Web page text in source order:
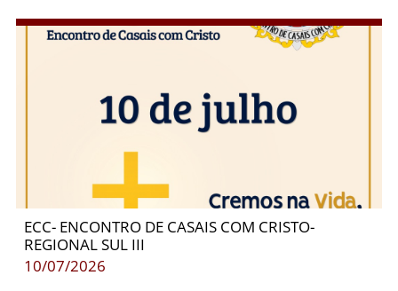
ECC- ENCONTRO DE CASAIS COM CRISTO-
REGIONAL SUL III
10/07/2026